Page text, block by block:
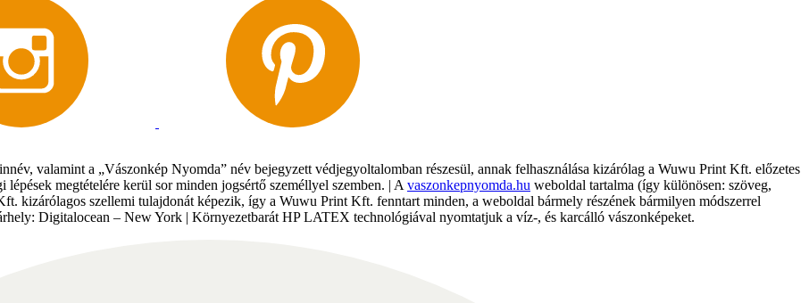
valamint a „Vászonkép Nyomda” név bejegyzett védjegyoltalomban részesül, annak felhasználása kizárólag a Wuwu Print Kft. előzetes
megtételére kerül sor minden jogsértő személlyel szemben. | A vaszonkepnyomda.hu weboldal tartalma (így különösen: szöveg,
kizárólagos szellemi tulajdonát képezik, így a Wuwu Print Kft. fenntart minden, a weboldal bármely részének bármilyen módszerrel
Digitalocean – New York | Környezetbarát HP LATEX technológiával nyomtatjuk a víz-, és karcálló vászonképeket.